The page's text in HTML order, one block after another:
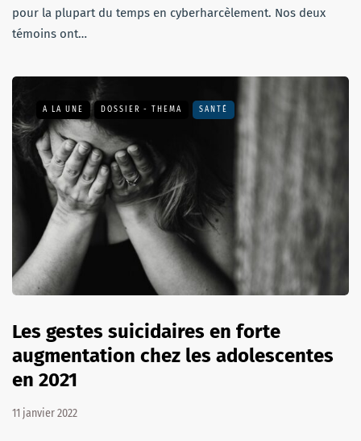
pour la plupart du temps en cyberharcèlement. Nos deux
témoins ont…
A LA UNE DOSSIER - THEMA SANTÉ
Les gestes suicidaires en forte
augmentation chez les adolescentes
en 2021
11 janvier 2022